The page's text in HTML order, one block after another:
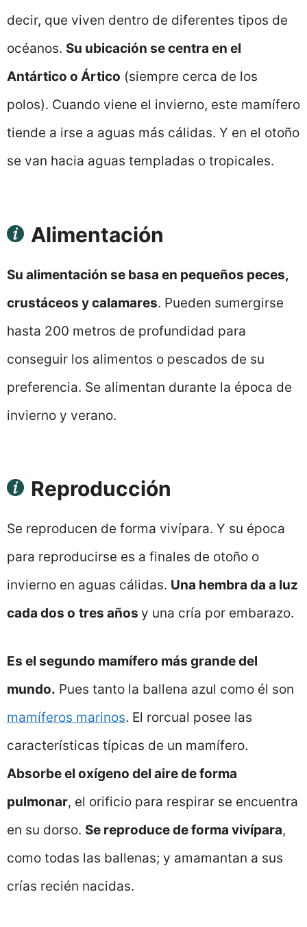
decir, que viven dentro de diferentes tipos de
océanos. Su ubicación se centra en el
Antártico o Ártico (siempre cerca de los
polos). Cuando viene el invierno, este mamífero
tiende a irse a aguas más cálidas. Y en el otoño
se van hacia aguas templadas o tropicales.
Alimentación
Su alimentación se basa en pequeños peces,
crustáceos y calamares. Pueden sumergirse
hasta 200 metros de profundidad para
conseguir los alimentos o pescados de su
preferencia. Se alimentan durante la época de
invierno y verano.
Reproducción
Se reproducen de forma vivípara. Y su época
para reproducirse es a finales de otoño o
invierno en aguas cálidas. Una hembra da a luz
cada dos o tres años y una cría por embarazo.
Es el segundo mamífero más grande del
mundo. Pues tanto la ballena azul como él son
mamíferos marinos. El rorcual posee las
características típicas de un mamífero.
Absorbe el oxígeno del aire de forma
pulmonar, el orificio para respirar se encuentra
en su dorso. Se reproduce de forma vivípara,
como todas las ballenas; y amamantan a sus
crías recién nacidas.